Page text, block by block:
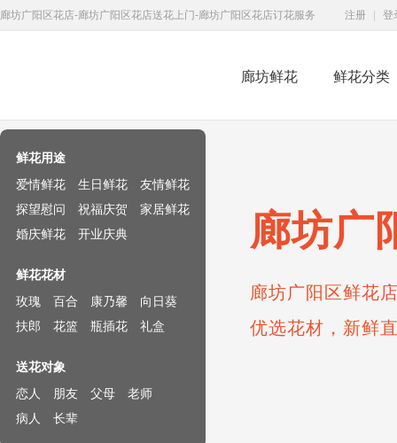
廊坊广阳区花店-廊坊广阳区花店送花上门-廊坊广阳区花店订花服务 注册 登
廊坊鲜花 鲜花分类
廊坊广
廊坊广阳区鲜花
优选花材，新鲜
鲜花用途
爱情鲜花
生日鲜花
友情鲜花
探望慰问
祝福庆贺
家居鲜花
婚庆鲜花
开业庆典
鲜花花材
玫瑰
百合 康乃馨
向日葵
扶郎
花篮 瓶插花 礼盒
送花对象
恋人
朋友 父母
老师
病人
长辈